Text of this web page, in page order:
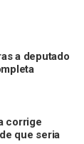
a deputado
corrige
que seria